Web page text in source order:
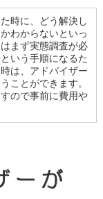
時に、どう解決し
わからないといっ
まず実態調査が必
いう手順になるた
は、アドバイザー
ことができます。
ので事前に費用や